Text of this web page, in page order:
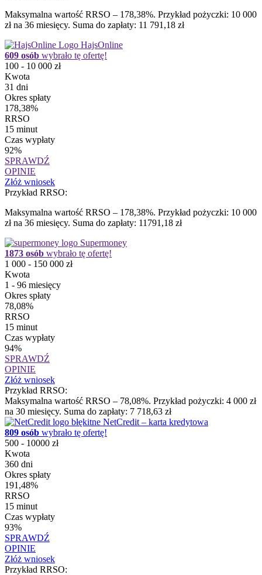
Maksymalna wartość RRSO – 178,38%. Przykład pożyczki: 10 000
zł na 36 miesięcy. Suma do zapłaty: 11 791,18 zł
HajsOnline
609 osób wybrało tę ofertę!
100 - 10 000 zł
Kwota
31 dni
Okres spłaty
178,38%
RRSO
15 minut
Czas wypłaty
92%
SPRAWDŹ
OPINIE
Złóż wniosek
Przykład RRSO:
Maksymalna wartość RRSO – 178,38%. Przykład pożyczki: 10 000
zł na 36 miesięcy. Suma do zapłaty: 11791,18 zł
Supermoney
1873 osób wybrało tę ofertę!
1 000 - 150 000 zł
Kwota
1 - 96 miesięcy
Okres spłaty
78,08%
RRSO
15 minut
Czas wypłaty
94%
SPRAWDŹ
OPINIE
Złóż wniosek
Przykład RRSO:
Maksymalna wartość RRSO – 78,08%. Przykład pożyczki: 4 000 zł
na 30 miesięcy. Suma do zapłaty: 7 718,63 zł
NetCredit – karta kredytowa
809 osób wybrało tę ofertę!
500 - 10000 zł
Kwota
360 dni
Okres spłaty
191,48%
RRSO
15 minut
Czas wypłaty
93%
SPRAWDŹ
OPINIE
Złóż wniosek
Przykład RRSO: